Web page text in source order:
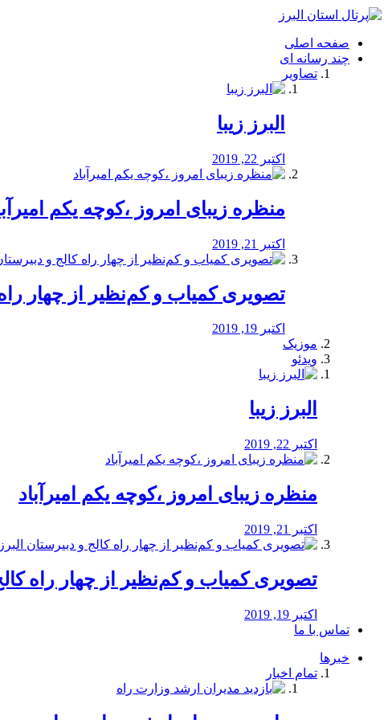
فصد
شرق
تهران
خشکشویی
صفحه اصلی
چند رسانه ای
تصاویر
البرز زیبا
اکتبر 22, 2019
منظره‌‌ زیبای امروز ،کوچه یکم
اکتبر 21, 2019
️تصویری کمیاب و کم‌نظیر از چهار راه
اکتبر 19, 2019
موزیک
ویدئو
البرز زیبا
اکتبر 22, 2019
منظره‌‌ زیبای امروز ،کوچه یکم امیرآباد
اکتبر 21, 2019
️تصویری کمیاب و کم‌نظیر از چهار راه كالج و
اکتبر 19, 2019
تماس با ما
خبرها
تمام اخبار